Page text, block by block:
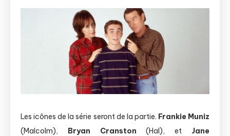
Les icônes de la série seront de la partie. Frankie Muniz
(Malcolm), Bryan Cranston (Hal), et Jane